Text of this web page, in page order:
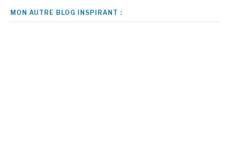
MON AUTRE BLOG INSPIRANT :